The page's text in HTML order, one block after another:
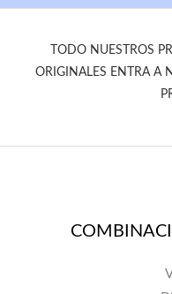
TODO NUESTROS
ORIGINALES ENTRA A